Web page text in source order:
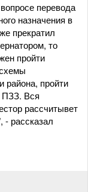
перевода
назначения в
прекратил
то
пройти
района, пройти
ПЗЗ. Вся
рассчитывет
- рассказал